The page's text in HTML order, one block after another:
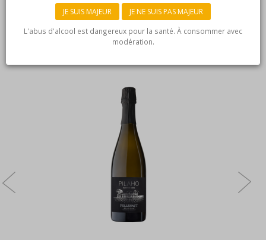
JE SUIS MAJEUR JE NE SUIS PAS MAJEUR
L'abus d'alcool est dangereux pour la santé. À consommer avec
modération.
À
DÉCOUVRIR